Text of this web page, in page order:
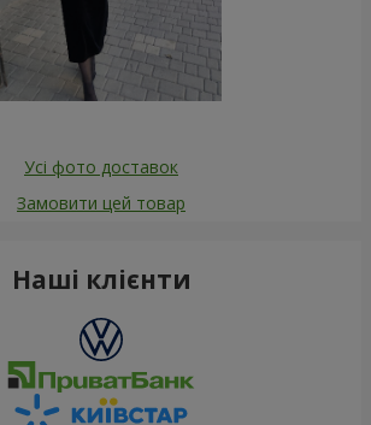
Усі фото доставок
Замовити цей товар
Наші клієнти